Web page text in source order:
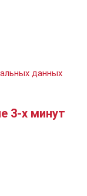
данных
3-х минут